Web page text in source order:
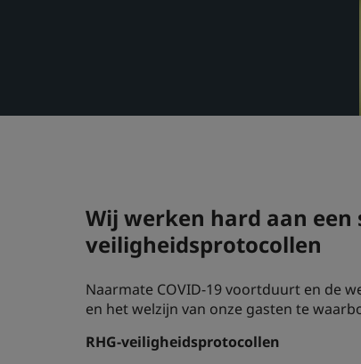
Wij werken hard aan een
veiligheidsprotocollen
Naarmate COVID-19 voortduurt en de
en het welzijn van onze gasten te
RHG-veiligheidsprotocollen